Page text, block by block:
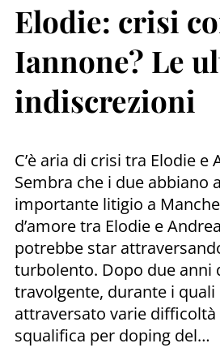
Elodie: crisi
Iannone? Le
indiscrezioni
C’è aria di crisi tra Elodie e
Sembra che i due abbiano
importante litigio a
d’amore tra Elodie e
potrebbe star
turbolento. Dopo due anni
travolgente, durante i quali
attraversato varie difficoltà
squalifica per doping del…